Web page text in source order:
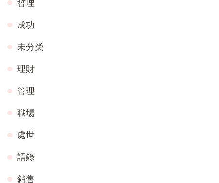
哲理
成功
未分类
理財
管理
職場
處世
語錄
銷售